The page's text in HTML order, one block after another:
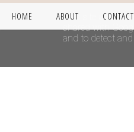
HOME ABOUT
This site uses
shared with
and to detect